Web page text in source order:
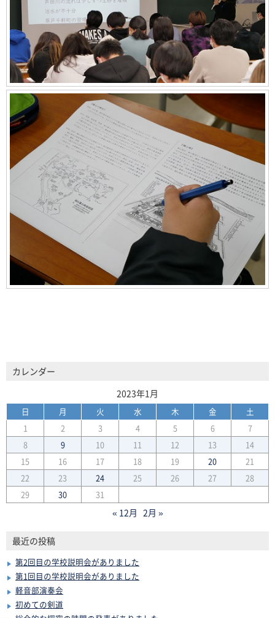
カレンダー
2023年1月
日 月 火 水 木 金
土
1
2 3 4 5 6
7
8
9 10 11 12 13
14
15
16 17 18 19 20
21
22
23 24 25 26 27
28
29
30 31
« 12月 2月 »
最近の投稿
第2回目の学校説明会がありました
第1回目の学校説明会がありました
軽音部演奏会
初めての剣道